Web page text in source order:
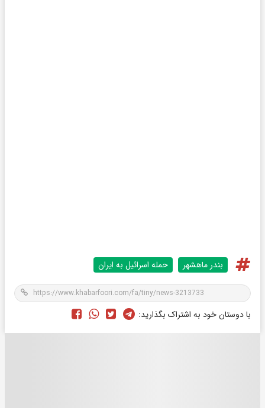
بندر ماهشهر حمله اسرائیل به ایران
با دوستان خود به اشتراک بگذارید: